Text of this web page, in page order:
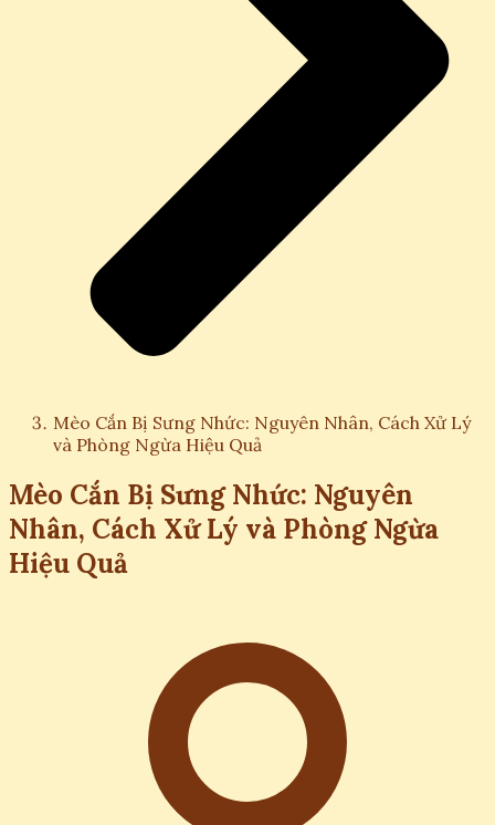
Mèo Cắn Bị Sưng Nhức: Nguyên Nhân, Cách Xử Lý
và Phòng Ngừa Hiệu Quả
Mèo Cắn Bị Sưng Nhức: Nguyên
Nhân, Cách Xử Lý và Phòng Ngừa
Hiệu Quả